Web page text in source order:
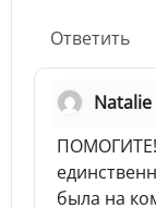
Ответить
Natalie
ПОМОГИТЕ!
была на